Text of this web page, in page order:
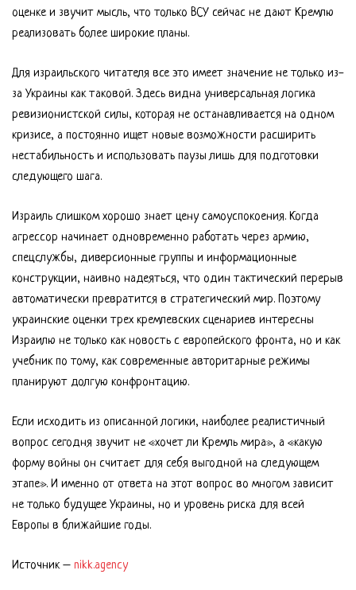
оценке и звучит мысль, что только ВСУ сейчас не дают Кремлю
реализовать более широкие планы.
Для израильского читателя все это имеет значение не только из-
за Украины как таковой. Здесь видна универсальная логика
ревизионистской силы, которая не останавливается на одном
кризисе, а постоянно ищет новые возможности расширить
нестабильность и использовать паузы лишь для подготовки
следующего шага.
Израиль слишком хорошо знает цену самоуспокоения. Когда
агрессор начинает одновременно работать через армию,
спецслужбы, диверсионные группы и информационные
конструкции, наивно надеяться, что один тактический перерыв
автоматически превратится в стратегический мир. Поэтому
украинские оценки трех кремлевских сценариев интересны
Израилю не только как новость с европейского фронта, но и как
учебник по тому, как современные авторитарные режимы
планируют долгую конфронтацию.
Если исходить из описанной логики, наиболее реалистичный
вопрос сегодня звучит не «хочет ли Кремль мира», а «какую
форму войны он считает для себя выгодной на следующем
этапе». И именно от ответа на этот вопрос во многом зависит
не только будущее Украины, но и уровень риска для всей
Европы в ближайшие годы.
Источник – nikk.agency